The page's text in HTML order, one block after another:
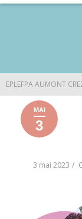
EPLEFPA AUMONT
3
mai
6
septembre
MAI
32023
3 mai 2023